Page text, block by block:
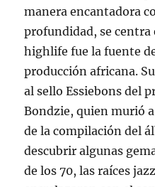
manera encantadora
profundidad, se centra
highlife fue la fuente
producción africana.
al sello Essiebons del
Bondzie, quien murió
de la compilación del
descubrir algunas
de los 70, las raíces